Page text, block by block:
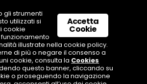
Accetta
Cookie
gli strumenti
utilizzati si
cookie
illustrate nella cookie policy.
di più o negare il consenso a
cookie, consulta la Cookies
questo banner, cliccando su
o proseguendo la navigazione